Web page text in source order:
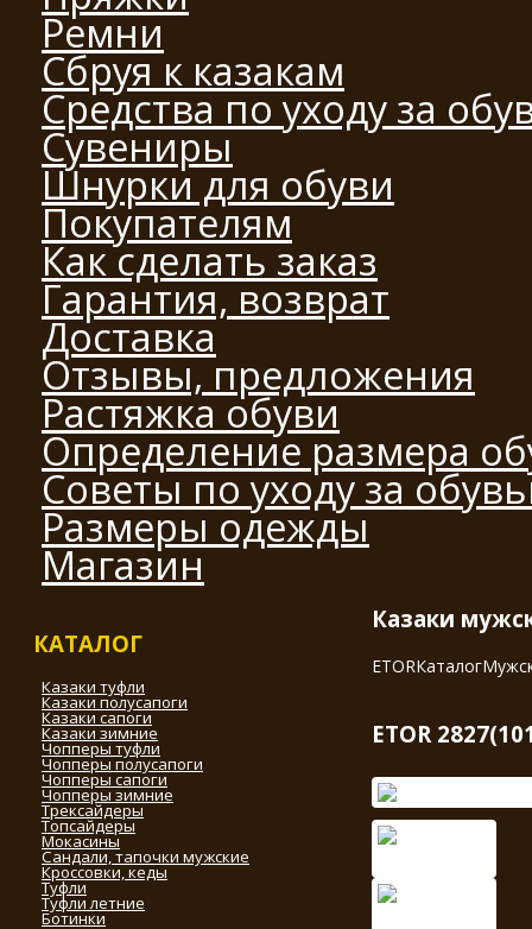
Ремни
Сбруя к казакам
Средства по уходу за
Сувениры
Шнурки для обуви
Покупателям
Как сделать заказ
Гарантия, возврат
Доставка
Отзывы, предложения
Растяжка обуви
Определение размера
Советы по уходу за
Размеры одежды
Магазин
КАТАЛОГ
Казаки туфли
Казаки полусапоги
Казаки сапоги
Казаки зимние
Чопперы туфли
Чопперы полусапоги
Чопперы сапоги
Чопперы зимние
Трексайдеры
Топсайдеры
Мокасины
Сандали, тапочки мужские
Кроссовки, кеды
Туфли
Туфли летние
Ботинки
Казаки
ETORКаталог
ETOR